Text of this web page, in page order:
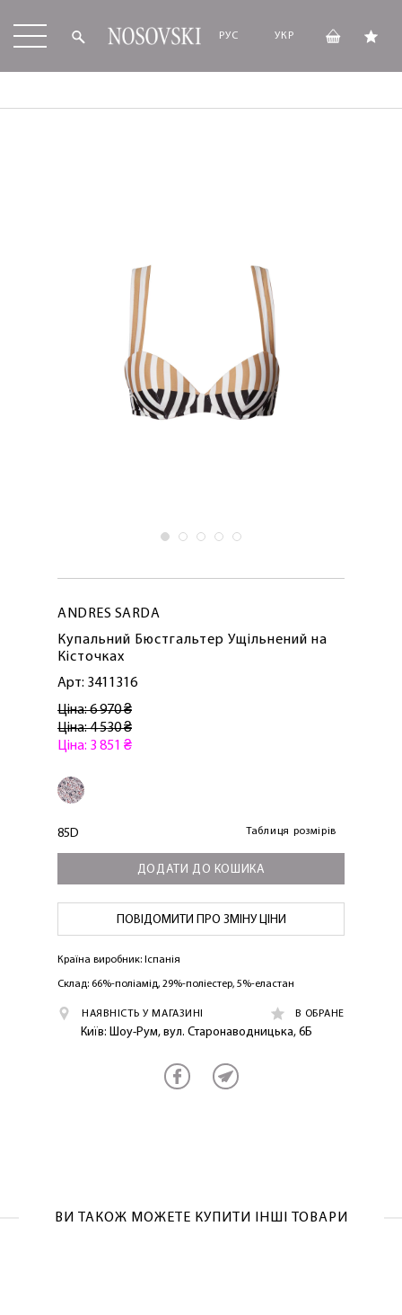
РУС УКР
ANDRES SARDA
Купальний Бюстгальтер Ущільнений на
Кісточках
Арт: 3411316
Ціна: 6 970 ₴
Ціна: 4 530 ₴
Ціна: 3 851 ₴
85D Таблиця розмірів
ДОДАТИ ДО КОШИКА
ПОВІДОМИТИ ПРО ЗМІНУ ЦІНИ
Країна виробник: Іспанія
Склад: 66%-поліамід, 29%-поліестер, 5%-еластан
НАЯВНІСТЬ У МАГАЗИНІ В ОБРАНЕ
Київ: Шоу-Рум, вул. Старонаводницька, 6Б
ВИ ТАКОЖ МОЖЕТЕ КУПИТИ ІНШІ ТОВАРИ
NOSOVSKI.COM! ПРИЙМІТЬ ВІД НАС
ПЕРШЕ ПОКУПКУ
ОТРИМАТИ!